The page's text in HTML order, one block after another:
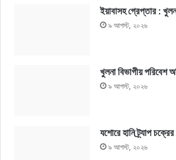
ইয়াবাসহ গ্রেপ্তার :
৯ আগস্ট, ২০২৬
খুলনা বিভাগীয় পরিবেশ
৯ আগস্ট, ২০২৬
যশোরে হানি ট্র্যাপ
৯ আগস্ট, ২০২৬